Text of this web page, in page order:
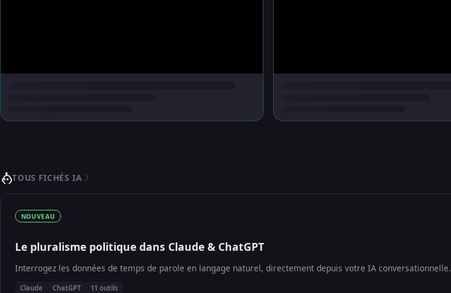
TOUS FICHÉS IA
NOUVEAU
Le pluralisme politique dans Claude & ChatGPT
Interrogez les données de temps de parole en langage naturel, directement depuis votre IA conversationnelle.
Claude ChatGPT 11 outils